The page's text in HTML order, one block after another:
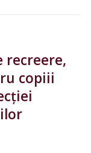
recreere,
copiii